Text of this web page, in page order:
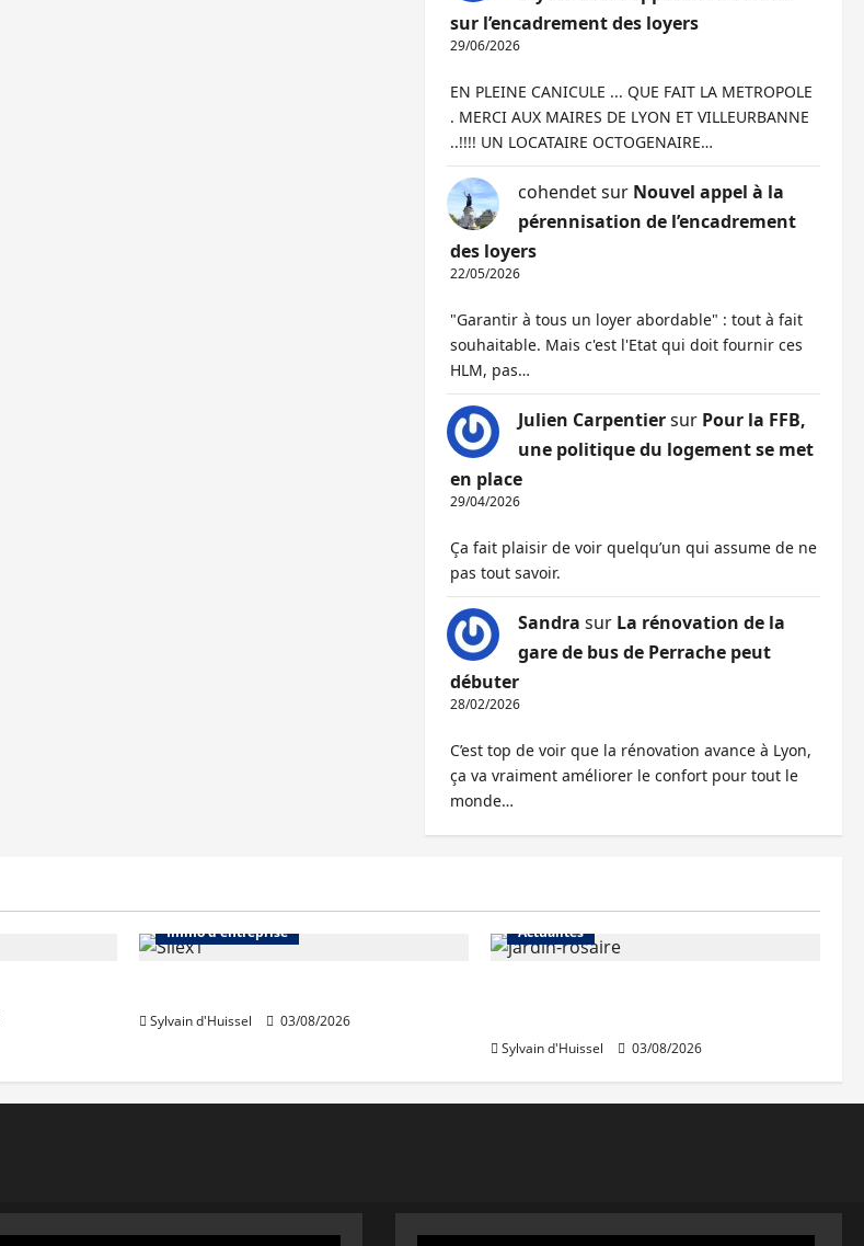
sur l’encadrement des loyers
29/06/2026
EN PLEINE CANICULE ... QUE FAIT LA METROPOLE
. MERCI AUX MAIRES DE LYON ET VILLEURBANNE
..!!!! UN LOCATAIRE OCTOGENAIRE…
cohendetsur Nouvel appel à la
pérennisation de l’encadrement
des loyers
22/05/2026
"Garantir à tous un loyer abordable" : tout à fait
souhaitable. Mais c'est l'Etat qui doit fournir ces
HLM, pas…
Julien Carpentiersur Pour la FFB,
une politique du logement se met
en place
29/04/2026
Ça fait plaisir de voir quelqu’un qui assume de ne
pas tout savoir.
Sandra sur La rénovation de la
gare de bus de Perrache peut
débuter
28/02/2026
C’est top de voir que la rénovation avance à Lyon,
ça va vraiment améliorer le confort pour tout le
monde…
Immo d'entreprise
Sylvain d'Huissel 03/08/2026
Actualités
Sylvain d'Huissel 03/08/2026